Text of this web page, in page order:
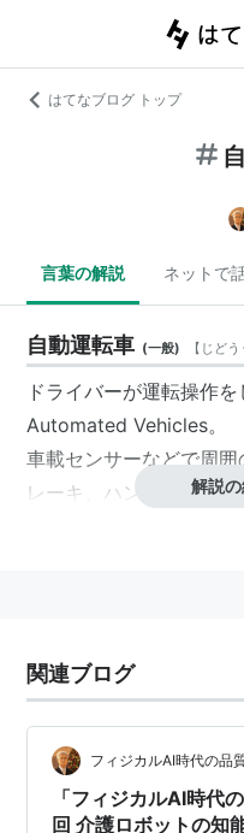
はてなブログ トップ
言葉の解説 ネットで
自動運転車 (一般) 【 じど
ドライバーが運転操作
Automated Vehicles。
車載センサーなどで周
レーキ、ハンドル操作を
トヨタ：2015年前後
動運転車を投入する
Google：2009年、
年、Google Xを設立
発売を目処に開発中。
GM：「Super Cruise
解説
関連ブログ
フィジカルAI時代の品
「フィジカルAI時代
回 介護ロボットの知